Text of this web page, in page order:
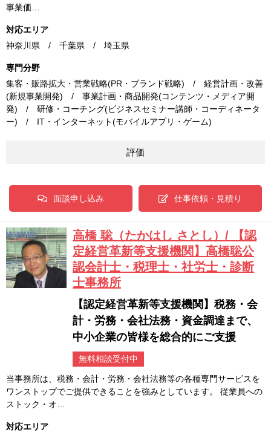
事業価…
対応エリア
神奈川県 / 千葉県 / 埼玉県
専門分野
集客・販路拡大・営業戦略(PR・ブランド戦略) / 経営計画・改善
(新規事業開発) / 事業計画・商品開発(コンテンツ・メディア開
発) / 研修・コーチング(ビジネスセミナー講師・コーディネータ
ー) / IT・インターネット(モバイルアプリ・ゲーム)
評価
面談申し込み 仕事依頼・見積り
高橋 聡（たかはし さとし）/ 【認
定経営革新等支援機関】高橋聡公
認会計士・税理士・社労士・診断
士事務所
【認定経営革新等支援機関】税務・会
計・労務・会社法務・資金調達まで、
中小企業の皆様を総合的にご支援
無料相談受付中
当事務所は、税務・会計・労務・会社法務等の各種専門サービスを
ワンストップでご提供できることを強みとしています。 従業員への
ストック・オ…
対応エリア